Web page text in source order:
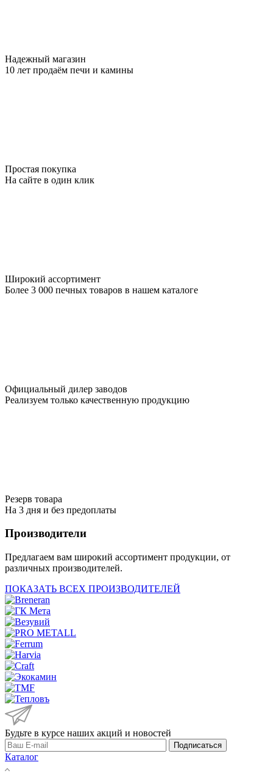
Надежный магазин
10 лет продаём печи и камины
Простая покупка
На сайте в один клик
Широкий ассортимент
Более 3 000 печных товаров в нашем каталоге
Официальный дилер заводов
Реализуем только качественную продукцию
Резерв товара
На 3 дня и без предоплаты
Производители
Предлагаем вам широкий ассортимент продукции, от
различных производителей.
ПОКАЗАТЬ ВСЕХ ПРОИЗВОДИТЕЛЕЙ
Будьте в курсе наших акций и новостей
Подписаться
Каталог